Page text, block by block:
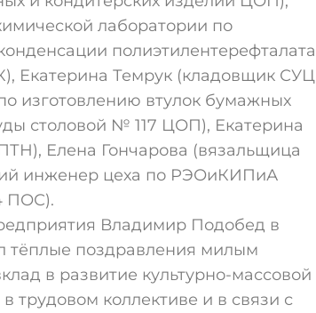
лаборатории по
полиэтилентерефталата
Екатерина Темрук (кладовщик СУЦ
изготовлению втулок бумажных
столовой № 117 ЦОП), Екатерина
Елена Гончарова (вязальщица
инженер цеха по РЭОиКИПиА
ПОС).
Владимир Подобед в
тёплые поздравления милым
в развитие культурно-массовой
трудовом коллективе и в связи с